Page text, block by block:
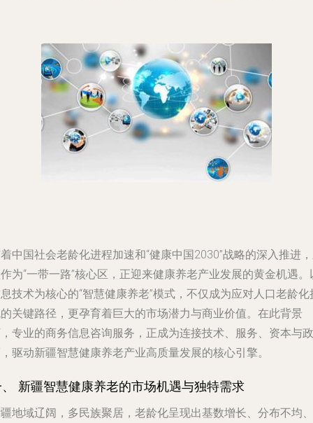
中国社会老龄化进程加速和“健康中国2030”战略的深入推进
为“一带一路”核心区，正迎来健康养老产业发展的黄金机遇。
技术为核心的“智慧健康养老”模式，不仅成为应对人口老龄化
关键路径，更孕育着巨大的市场潜力与商业价值。在此背景
专业的商务信息咨询服务，正成为连接技术、服务、资本与政
驱动新疆智慧健康养老产业高质量发展的核心引擎。
新疆智慧健康养老的市场机遇与独特需求
地域辽阔，多民族聚居，老龄化呈现出基数增长、分布不均、